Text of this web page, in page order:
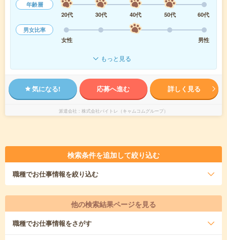
年齢層
20代
30代 40代 50代
60代
男女比率
女性
男性
もっと見る
気になる! 応募へ進む 詳しく見る
派遣会社 株式会社バイトレ（キャムコムグループ）
検索条件を追加して絞り込む
職種でお仕事情報を絞り込む
他の検索結果ページを見る
職種でお仕事情報をさがす